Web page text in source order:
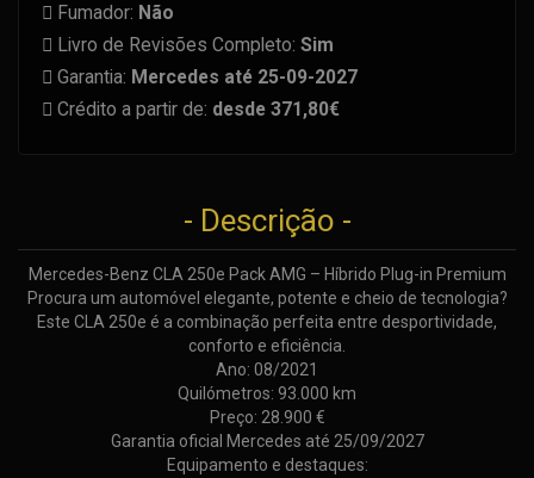
Fumador: Não
Livro de Revisões Completo: Sim
Garantia: Mercedes até 25-09-2027
Crédito a partir de: desde 371,80€
- Descrição -
Mercedes-Benz CLA 250e Pack AMG – Híbrido Plug-in Premium
Procura um automóvel elegante, potente e cheio de tecnologia?
Este CLA 250e é a combinação perfeita entre desportividade,
conforto e eficiência.
Ano: 08/2021
Quilómetros: 93.000 km
Preço: 28.900 €
Garantia oficial Mercedes até 25/09/2027
Equipamento e destaques: